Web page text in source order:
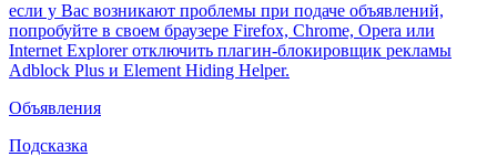
если у Вас возникают проблемы при подаче объявлений,
попробуйте в своем браузере Firefox, Chrome, Opera или
Internet Explorer отключить плагин-блокировщик рекламы
Adblock Plus и Element Hiding Helper.
Объявления
Подсказка